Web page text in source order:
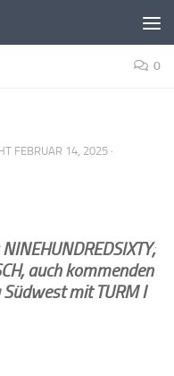
0
FEBRUAR 14, 2025 ·
auch kommenden
mit TURM I